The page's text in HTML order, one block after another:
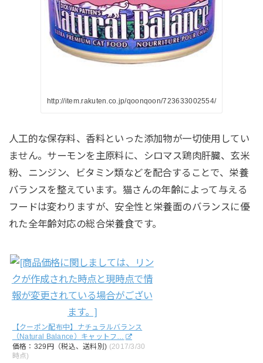
http://item.rakuten.co.jp/qoonqoon/723633002554/
人工的な保存料、香料といった添加物が一切使用してい
ません。サーモンを主原料に、シロマス鶏肉肝臓、玄米
粉、ニンジン、ビタミン類などを配合することで、栄養
バランスを整えています。猫さんの年齢によって与える
フードは変わりますが、安全性と栄養面のバランスに優
れた全年齢対応の総合栄養食です。
【クーポン配布中】ナチュラルバランス
（Natural Balance）キャットフ…
価格：329円（税込、送料別) (2017/3/30
時点)